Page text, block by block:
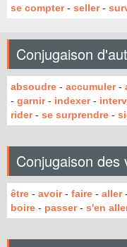
se compter- seller-
Conjugaison
absoudre - accumuler-
- garnir- indexer-
rider- se surprendre -
Conjugaison
être - avoir- faire - aller-
boire - passer- s'en